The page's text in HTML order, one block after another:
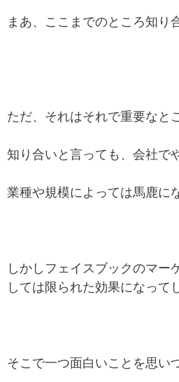
まあ、ここまでのところ知り
ただ、それはそれで重要なと
知り合いと言っても、会社で
業種や規模によっては馬鹿に
しかしフェイスブックのマー
しては限られた効果になって
そこで一つ面白いことを思い